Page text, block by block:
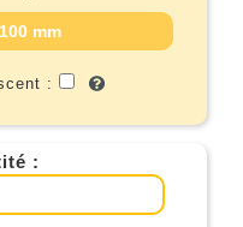
mm
:
: